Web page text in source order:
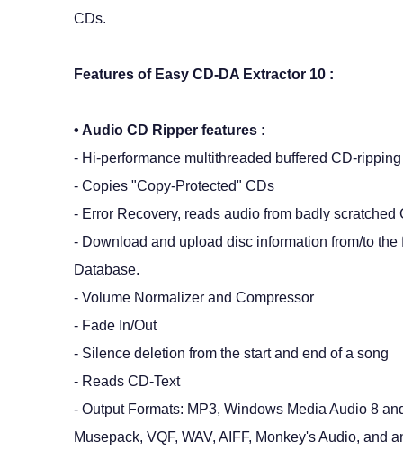
CDs.
Features of Easy CD-DA Extractor 10 :
• Audio CD Ripper features :
- Hi-performance multithreaded buffered CD-
- Copies "Copy-Protected" CDs
- Error Recovery, reads audio from badly scratched
- Download and upload disc information from/to
Database.
- Volume Normalizer and Compressor
- Fade In/Out
- Silence deletion from the start and end of a song
- Reads CD-Text
- Output Formats: MP3, Windows Media Audio 8
Musepack, VQF, WAV, AIFF, Monkey's Audio, and